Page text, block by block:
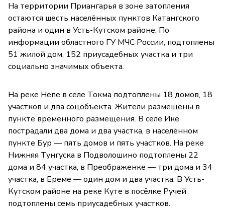
На территории Приангарья в зоне затопления
остаются шесть населённых пунктов Катангского
района и один в Усть-Кутском районе. По
информации областного ГУ МЧС России, подтоплены
51 жилой дом, 152 приусадебных участка и три
социально значимых объекта.
На реке Непе в селе Токма подтоплены 18 домов, 18
участков и два соцобъекта. Жители размещены в
пункте временного размещения. В селе Ике
пострадали два дома и два участка, в населённом
пункте Бур — пять домов и пять участков. На реке
Нижняя Тунгуска в Подволошино подтоплены 22
дома и 84 участка, в Преображенке — три дома и 34
участка, в Ереме — один дом и два участка. В Усть-
Кутском районе на реке Куте в посёлке Ручей
подтоплены семь приусадебных участков.